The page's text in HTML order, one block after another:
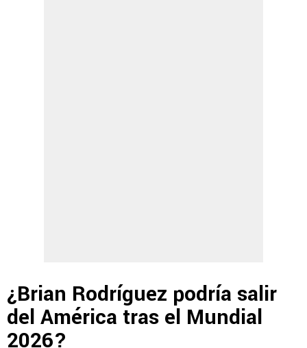
¿Brian Rodríguez podría salir
del América tras el Mundial
2026?